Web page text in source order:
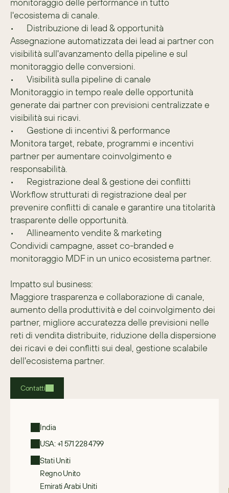
l'ecosistema di canale.
•	Distribuzione di lead & opportunità
Assegnazione automatizzata dei lead ai partner con
visibilità sull'avanzamento della pipeline e sul
monitoraggio delle conversioni.
•	Visibilità sulla pipeline di canale
Monitoraggio in tempo reale delle opportunità
generate dai partner con previsioni centralizzate e
visibilità sui ricavi.
•	Gestione di incentivi & performance
Monitora target, rebate, programmi e incentivi
partner per aumentare coinvolgimento e
responsabilità.
•	Registrazione deal & gestione dei conflitti
Workflow strutturati di registrazione deal per
prevenire conflitti di canale e garantire una titolarità
trasparente delle opportunità.
•	Allineamento vendite & marketing
Condividi campagne, asset co-branded e
monitoraggio MDF in un unico ecosistema partner.
Impatto sul business:
Maggiore trasparenza e collaborazione di canale,
aumento della produttività e del coinvolgimento dei
partner, migliore accuratezza delle previsioni nelle
reti di vendita distribuite, riduzione della dispersione
dei ricavi e dei conflitti sui deal, gestione scalabile
dell'ecosistema partner.
Contatti
India
USA: +1 571 228 4799
Stati Uniti
Regno Unito
Emirati Arabi Uniti